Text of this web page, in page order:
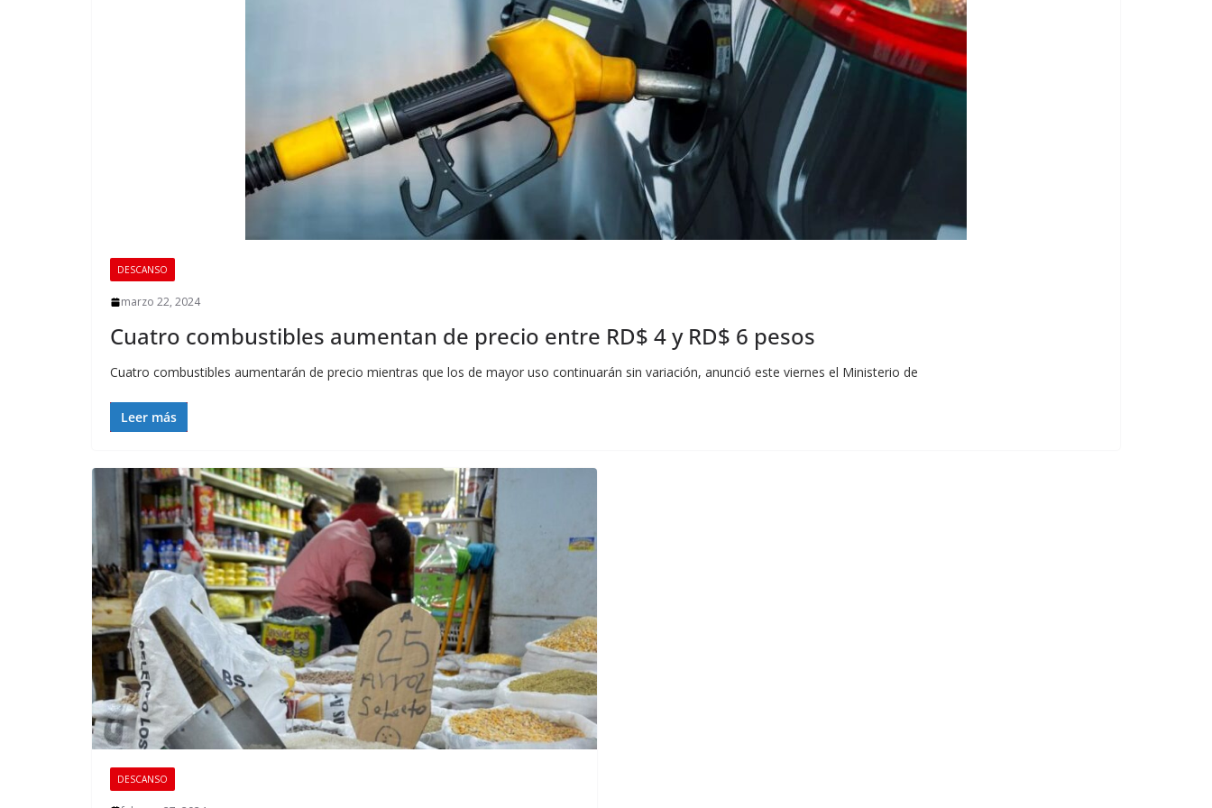
DESCANSO
marzo 22, 2024
Cuatro combustibles aumentan de precio entre RD$ 4 y RD$ 6 pesos
Cuatro combustibles aumentarán de precio mientras que los de mayor uso continuarán sin variación, anunció este viernes el Ministerio de
Leer más
DESCANSO